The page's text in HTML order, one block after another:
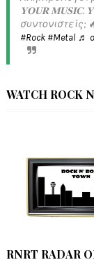
𝐘𝐎𝐔𝐑 𝐌𝐔𝐒𝐈𝐂.
συντονιστείς;
#Rock #Metal ♬
WATCH ROCK
RNRT RADAR